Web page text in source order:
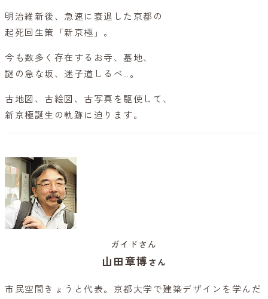
明治維新後、急速に衰退した京都の
起死回生策「新京極」。
今も数多く存在するお寺、墓地、
謎の急な坂、迷子道しるべ…。
古地図、古絵図、古写真を駆使して、
新京極誕生の軌跡に迫ります。
ガイドさん
山田章博 さん
市民空間きょうと代表。京都大学で建築デザインを学んだ